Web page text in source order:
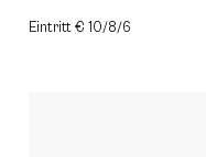
Eintritt € 10/8/6